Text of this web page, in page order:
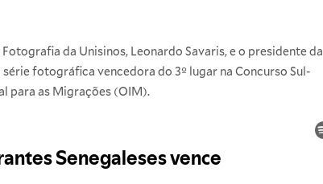
da Unisinos, Leonardo Savaris, e o presidente da
fotográfica vencedora do 3º lugar na Concurso Sul-
para as Migrações (OIM).